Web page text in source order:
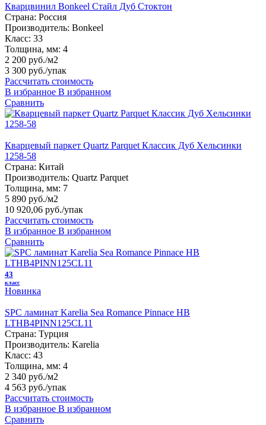
Кварцвинил Bonkeel Стайл Дуб Стоктон
Страна: Россия
Производитель: Bonkeel
Класс: 33
Толщина, мм: 4
2 200 руб./м2
3 300 руб./упак
Рассчитать стоимость
В избранное В избранном
Сравнить
Кварцевый паркет Quartz Parquet Классик Дуб Хельсинки
1258-58
Страна: Китай
Производитель: Quartz Parquet
Толщина, мм: 7
5 890 руб./м2
10 920,06 руб./упак
Рассчитать стоимость
В избранное В избранном
Сравнить
43
класс
Новинка
SPC ламинат Karelia Sea Romance Pinnace HB
LTHB4PINN125CL11
Страна: Турция
Производитель: Karelia
Класс: 43
Толщина, мм: 4
2 340 руб./м2
4 563 руб./упак
Рассчитать стоимость
В избранное В избранном
Сравнить